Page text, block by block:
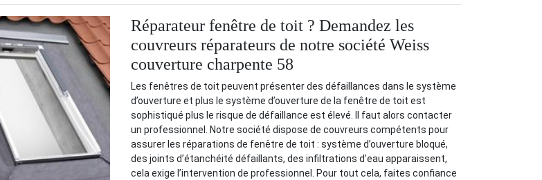
Réparateur fenêtre de toit ? Demandez les
couvreurs réparateurs de notre société Weiss
couverture charpente 58
Les fenêtres de toit peuvent présenter des défaillances dans le système
d’ouverture et plus le système d’ouverture de la fenêtre de toit est
sophistiqué plus le risque de défaillance est élevé. Il faut alors contacter
un professionnel. Notre société dispose de couvreurs compétents pour
assurer les réparations de fenêtre de toit : système d’ouverture bloqué,
des joints d’étanchéité défaillants, des infiltrations d’eau apparaissent,
cela exige l’intervention de professionnel. Pour tout cela, faites confiance